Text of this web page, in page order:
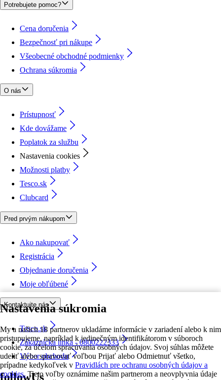
Nastavenia súkromia
My a našich 18 partnerov ukladáme informácie v zariadení alebo k nim
pristupujeme, napríklad k jedinečným identifikátorom v súboroch
cookie, za účelom spracúvania osobných údajov. Svoj súhlas môžete
udeliť alebo spravovať voľbou Prijať alebo Odmietnuť všetko,
prípadne kedykoľvek v Pravidlách pre ochranu osobných údajov a
cookies. Tieto voľby oznámime našim partnerom a neovplyvnia údaje
Potrebujete pomoc?
Cena doručenia
Bezpečnosť pri nákupe
Všeobecné obchodné podmienky
Ochrana súkromia
O nás
Prístupnosť
Kde dovážame
Poplatok za službu
Nastavenia cookies
Možnosti platby
Tesco.sk
Clubcard
Pred prvým nákupom
Ako nakupovať
Registrácia
Objednanie doručenia
Moje obľúbené
Kontaktujte nás
Tesco.sk
Zákaznícka linka - 0800222333
Výber obchodu
followUs